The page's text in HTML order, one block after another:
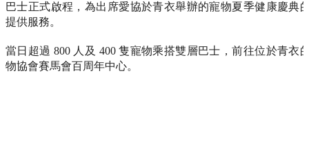
巴士正式啟程，為出席愛協於青衣舉辦的寵物夏季健康慶典
提供服務。
當日超過 800 人及 400 隻寵物乘搭雙層巴士，前往位於青衣
物協會賽馬會百周年中心。